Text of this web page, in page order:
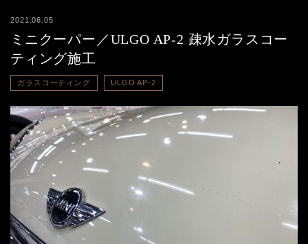
2021.06.05
ミニクーパー／ULGO AP-2 疎水ガラスコー
ティング施工
ガラスコーティング ULGO AP-2